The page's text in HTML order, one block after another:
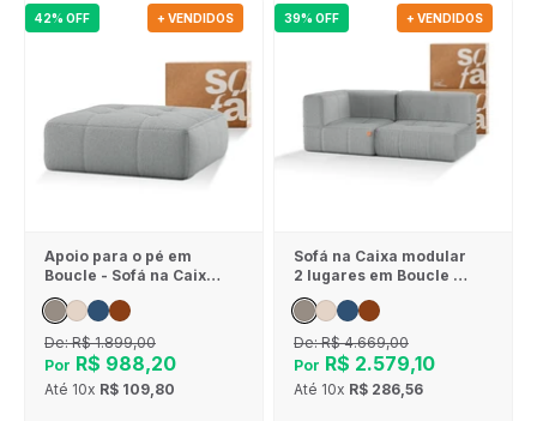
42% OFF + VENDIDOS
Apoio para o pé em
Boucle - Sofá na Caixa
- Cinza
De:R$ 1.899,00
Por R$ 988,20
Até 10x R$ 109,80
39% OFF + VENDIDOS
Sofá na Caixa modular
2 lugares em Boucle - 1
De:R$ 4.669,00
Por R$ 2.579,10
Até 10x R$ 286,56